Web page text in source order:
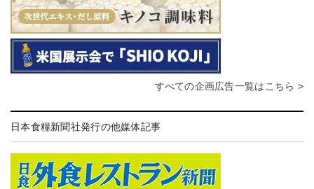
すべての企画広告一覧はこちら >
日本食糧新聞社発行の他媒体記事